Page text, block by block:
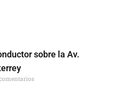
sobre la Av.